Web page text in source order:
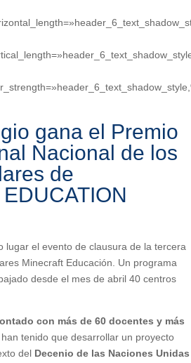
gana el Premio
Nacional de los
de
lugar el evento de clausura de la tercera
Minecraft Educación. Un programa
desde el mes de abril 40 centros
con más de 60 docentes y más
han tenido que desarrollar un proyecto
del Decenio de las Naciones Unidas